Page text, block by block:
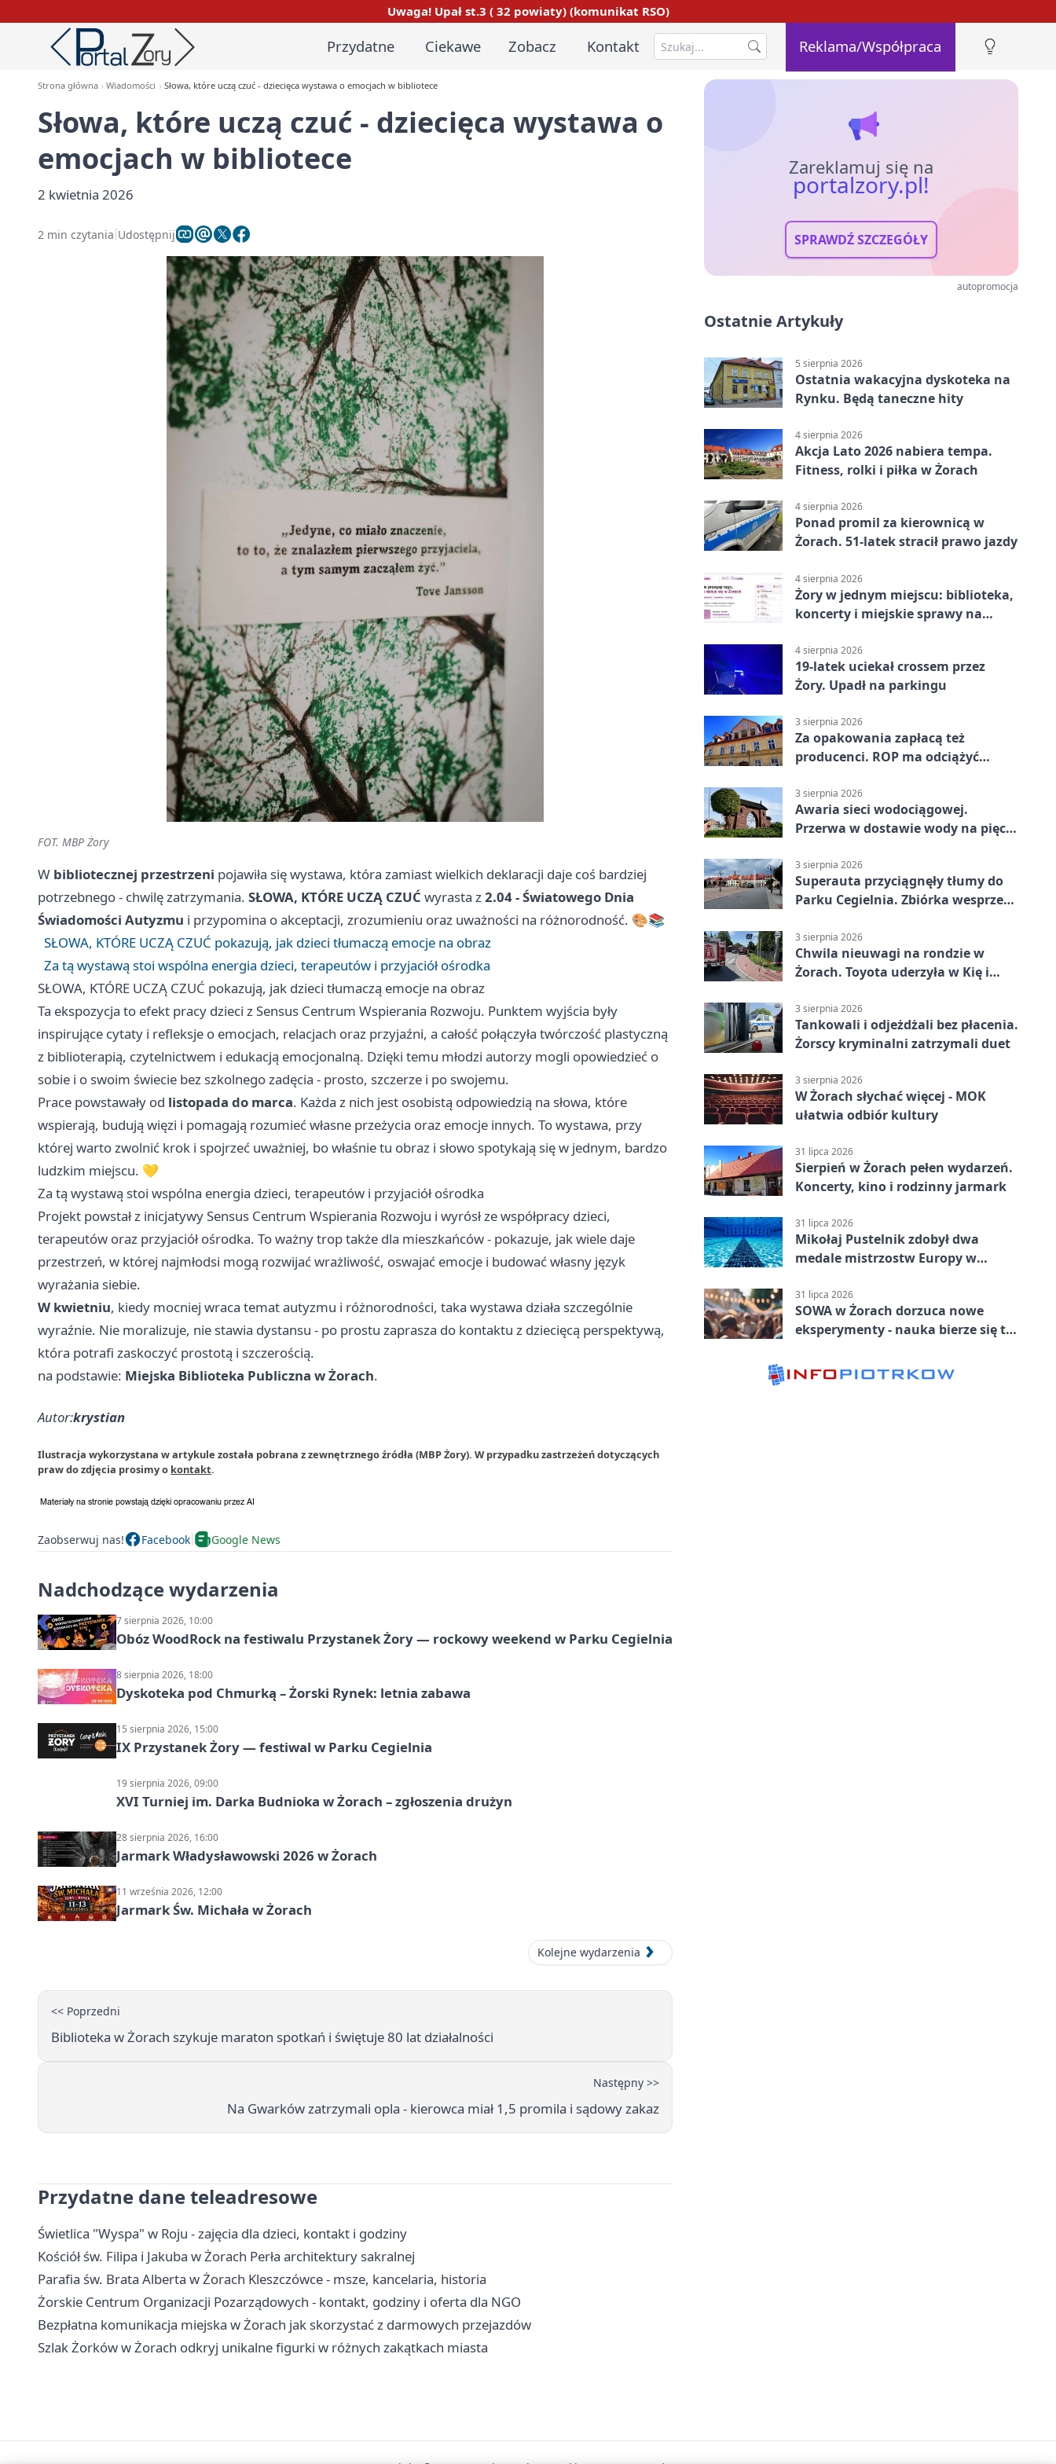
Uwaga! Upał st.3 ( 32 powiaty) (komunikat RSO)
Przydatne Ciekawe Zobacz Kontakt Reklama/Współpraca
Strona główna Wiadomości Słowa, które uczą czuć - dziecięca wystawa o emocjach w bibliotece
Słowa, które uczą czuć - dziecięca wystawa o
emocjach w bibliotece
2 kwietnia 2026
2 min czytania Udostępnij
FOT. MBP Żory
W bibliotecznej przestrzeni pojawiła się wystawa, która zamiast wielkich deklaracji daje coś bardziej
potrzebnego - chwilę zatrzymania. SŁOWA, KTÓRE UCZĄ CZUĆ wyrasta z2.04 - Światowego Dnia
Świadomości Autyzmu i przypomina o akceptacji, zrozumieniu oraz uważności na różnorodność. 🎨📚
SŁOWA, KTÓRE UCZĄ CZUĆ pokazują, jak dzieci tłumaczą emocje na obraz
Za tą wystawą stoi wspólna energia dzieci, terapeutów i przyjaciół ośrodka
SŁOWA, KTÓRE UCZĄ CZUĆ pokazują, jak dzieci tłumaczą emocje na obraz
Ta ekspozycja to efekt pracy dzieci z Sensus Centrum Wspierania Rozwoju. Punktem wyjścia były
inspirujące cytaty i refleksje o emocjach, relacjach oraz przyjaźni, a całość połączyła twórczość plastyczną
z biblioterapią, czytelnictwem i edukacją emocjonalną. Dzięki temu młodzi autorzy mogli opowiedzieć o
sobie i o swoim świecie bez szkolnego zadęcia - prosto, szczerze i po swojemu.
Prace powstawały od listopada do marca. Każda z nich jest osobistą odpowiedzią na słowa, które
wspierają, budują więzi i pomagają rozumieć własne przeżycia oraz emocje innych. To wystawa, przy
której warto zwolnić krok i spojrzeć uważniej, bo właśnie tu obraz i słowo spotykają się w jednym, bardzo
ludzkim miejscu. 💛
Za tą wystawą stoi wspólna energia dzieci, terapeutów i przyjaciół ośrodka
Projekt powstał z inicjatywy Sensus Centrum Wspierania Rozwoju i wyrósł ze współpracy dzieci,
terapeutów oraz przyjaciół ośrodka. To ważny trop także dla mieszkańców - pokazuje, jak wiele daje
przestrzeń, w której najmłodsi mogą rozwijać wrażliwość, oswajać emocje i budować własny język
wyrażania siebie.
W kwietniu, kiedy mocniej wraca temat autyzmu i różnorodności, taka wystawa działa szczególnie
wyraźnie. Nie moralizuje, nie stawia dystansu - po prostu zaprasza do kontaktu z dziecięcą perspektywą,
która potrafi zaskoczyć prostotą i szczerością.
na podstawie: Miejska Biblioteka Publiczna w Żorach.
Autor:krystian
Ilustracja wykorzystana w artykule została pobrana z zewnętrznego źródła (MBP Żory). W przypadku zastrzeżeń dotyczących
praw do zdjęcia prosimy o kontakt.
Zaobserwuj nas! Facebook Google News
Nadchodzące wydarzenia
7 sierpnia 2026, 10:00
Obóz WoodRock na festiwalu Przystanek Żory — rockowy weekend w Parku Cegielnia
8 sierpnia 2026, 18:00
Dyskoteka pod Chmurką – Żorski Rynek: letnia zabawa
15 sierpnia 2026, 15:00
IX Przystanek Żory — festiwal w Parku Cegielnia
19 sierpnia 2026, 09:00
XVI Turniej im. Darka Budnioka w Żorach – zgłoszenia drużyn
28 sierpnia 2026, 16:00
Jarmark Władysławowski 2026 w Żorach
11 września 2026, 12:00
Jarmark Św. Michała w Żorach
Kolejne wydarzenia
<< Poprzedni
Biblioteka w Żorach szykuje maraton spotkań i świętuje 80 lat działalności
Następny >>
Na Gwarków zatrzymali opla - kierowca miał 1,5 promila i sądowy zakaz
Przydatne dane teleadresowe
Świetlica "Wyspa" w Roju - zajęcia dla dzieci, kontakt i godziny
Kościół św. Filipa i Jakuba w Żorach Perła architektury sakralnej
Parafia św. Brata Alberta w Żorach Kleszczówce - msze, kancelaria, historia
Żorskie Centrum Organizacji Pozarządowych - kontakt, godziny i oferta dla NGO
Bezpłatna komunikacja miejska w Żorach jak skorzystać z darmowych przejazdów
Szlak Żorków w Żorach odkryj unikalne figurki w różnych zakątkach miasta
Zareklamuj się na
portalzory.pl!
SPRAWDŹ SZCZEGÓŁY
autopromocja
Ostatnie Artykuły
5 sierpnia 2026
Ostatnia wakacyjna dyskoteka na
Rynku. Będą taneczne hity
4 sierpnia 2026
Akcja Lato 2026 nabiera tempa.
Fitness, rolki i piłka w Żorach
4 sierpnia 2026
Ponad promil za kierownicą w
Żorach. 51-latek stracił prawo jazdy
4 sierpnia 2026
Żory w jednym miejscu: biblioteka,
koncerty i miejskie sprawy na
4 sierpnia 2026
19-latek uciekał crossem przez
Żory. Upadł na parkingu
3 sierpnia 2026
Za opakowania zapłacą też
producenci. ROP ma odciążyć
3 sierpnia 2026
Awaria sieci wodociągowej.
Przerwa w dostawie wody na pięciu
3 sierpnia 2026
Superauta przyciągnęły tłumy do
Parku Cegielnia. Zbiórka wesprze
3 sierpnia 2026
Chwila nieuwagi na rondzie w
Żorach. Toyota uderzyła w Kię i
3 sierpnia 2026
Tankowali i odjeżdżali bez płacenia.
Żorscy kryminalni zatrzymali duet
3 sierpnia 2026
W Żorach słychać więcej - MOK
ułatwia odbiór kultury
31 lipca 2026
Sierpień w Żorach pełen wydarzeń.
Koncerty, kino i rodzinny jarmark
31 lipca 2026
Mikołaj Pustelnik zdobył dwa
medale mistrzostw Europy w
31 lipca 2026
SOWA w Żorach dorzuca nowe
eksperymenty - nauka bierze się tu